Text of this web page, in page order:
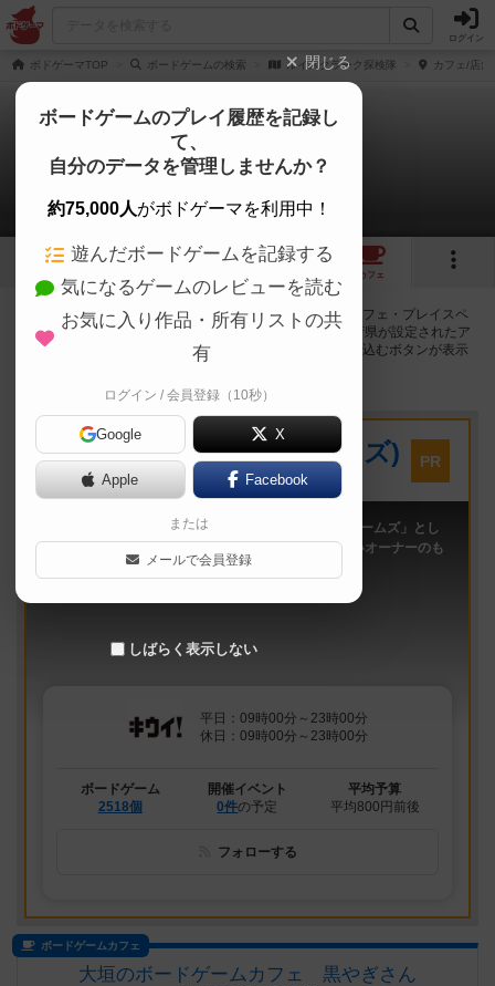
ログイン
ボドゲーマTOP ボードゲームの検索 ルイスクラーク探検隊 カフェ/店舗
ルイスクラーク探検隊
12店のカフェ/スペースが提供中
5 5
カフェ
ルイスクラーク探検隊で遊ぶことができるボードゲームカフェ・プレイスペ
ースが12店登録されています。公開プロフィールの都道府県が設定されたア
カウントでログインすると、同じ都道府県内の店舗に絞り込むボタンが表示
プレイスペース
キウイ！(旧:キウイゲームズ)
大阪府大阪市中央区森ノ宮中央2-8-2 永田中央ビル2階
PR
「キウイ！」は、2011年9月大阪日本橋で「キウイゲームズ」とし
てスタートしたボードゲームカフェです。 今は新しいオーナーのも
平日：09時00分～23時00分
休日：09時00分～23時00分
ボードゲーム
2518個
開催イベント
0件の予定
平均予算
平均800円前後
フォローする
ボードゲームカフェ
大垣のボードゲームカフェ 黒やぎさん
閉じる
ボードゲームのプレイ履歴を記録し
て、
自分のデータを管理しませんか？
約75,000人がボドゲーマを利用中！
遊んだボードゲームを記録する
気になるゲームのレビューを読む
お気に入り作品・所有リストの共
有
ログイン / 会員登録（10秒）
Google X
Apple Facebook
または
メールで会員登録
しばらく表示しない